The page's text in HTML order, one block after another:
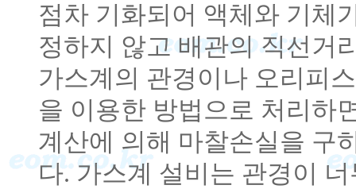
점차 기화되어 액체와 기체
정하지 않고 배관의 직선거
가스계의 관경이나 오리피
을 이용한 방법으로 처리하
계산에 의해 마찰손실을 구
다. 가스계 설비는 관경이